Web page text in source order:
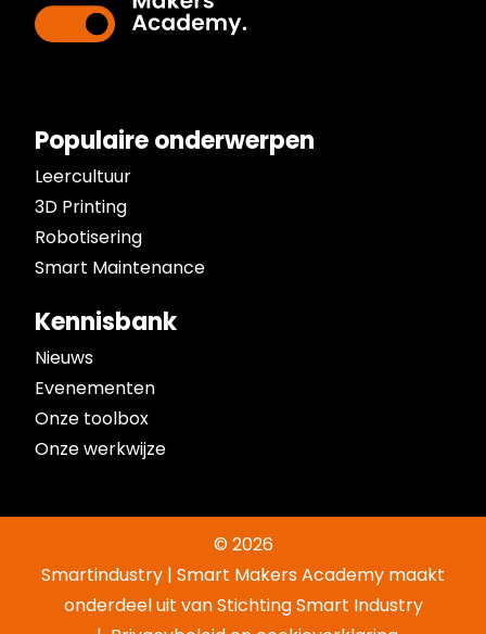
Populaire onderwerpen
Leercultuur
3D Printing
Robotisering
Smart Maintenance
Kennisbank
Nieuws
Evenementen
Onze toolbox
Onze werkwijze
© 2026
Smartindustry | Smart Makers Academy maakt
onderdeel uit van Stichting Smart Industry